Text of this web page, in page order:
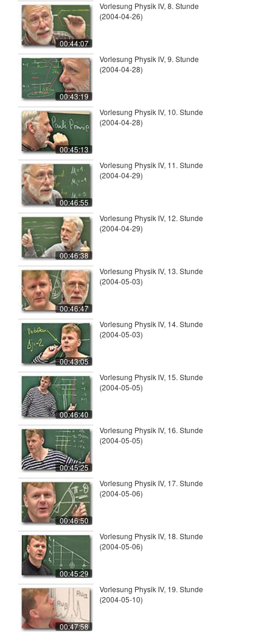
00:44:07
Vorlesung Physik IV, 8. Stunde
(2004-04-26)
00:43:19
Vorlesung Physik IV, 9. Stunde
(2004-04-28)
00:45:13
Vorlesung Physik IV, 10. Stunde
(2004-04-28)
00:46:55
Vorlesung Physik IV, 11. Stunde
(2004-04-29)
00:46:38
Vorlesung Physik IV, 12. Stunde
(2004-04-29)
00:46:47
Vorlesung Physik IV, 13. Stunde
(2004-05-03)
00:43:05
Vorlesung Physik IV, 14. Stunde
(2004-05-03)
00:46:40
Vorlesung Physik IV, 15. Stunde
(2004-05-05)
00:45:25
Vorlesung Physik IV, 16. Stunde
(2004-05-05)
00:46:50
Vorlesung Physik IV, 17. Stunde
(2004-05-06)
00:45:29
Vorlesung Physik IV, 18. Stunde
(2004-05-06)
00:47:58
Vorlesung Physik IV, 19. Stunde
(2004-05-10)